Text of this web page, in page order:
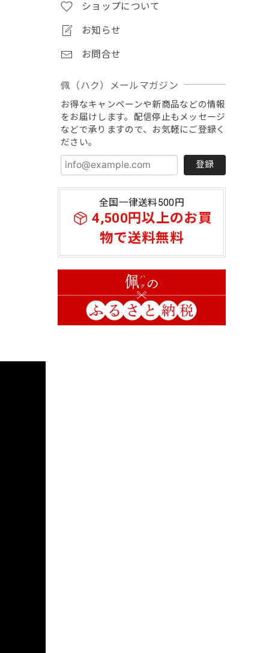
ショップについて
お知らせ
お問合せ
佩（ハク）メールマガジン
お得なキャンペーンや新商品などの情報
をお届けします。配信停止もメッセージ
などで承りますので、お気軽にご登録く
ださい。
登録
全国一律送料500円
4,500円以上のお買
物で送料無料